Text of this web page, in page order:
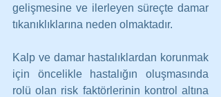
gelişmesine ve ilerleyen süreçte damar
tıkanıklıklarına neden olmaktadır.
Kalp ve damar hastalıklardan korunmak
için öncelikle hastalığın oluşmasında
rolü olan risk faktörlerinin kontrol altına